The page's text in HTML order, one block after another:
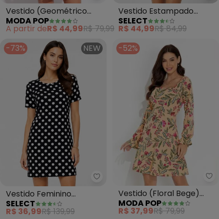
Vestido (Geométrico
Marrom) com Manga
Ampla
MODA POP
A partir deR$ 44,99R$ 79,99
Vestido Estampado
Decote em V (Azul)
SELECT
R$ 44,99R$ 84,99
-73%
NEW
Select - Vestido Feminino
Vestido Feminino
Estampado (Preto)
SELECT
R$ 36,99R$ 139,99
-52%
Vestido (Floral Bege)
com Decote Quadrado
MODA POP
R$ 37,99R$ 79,99